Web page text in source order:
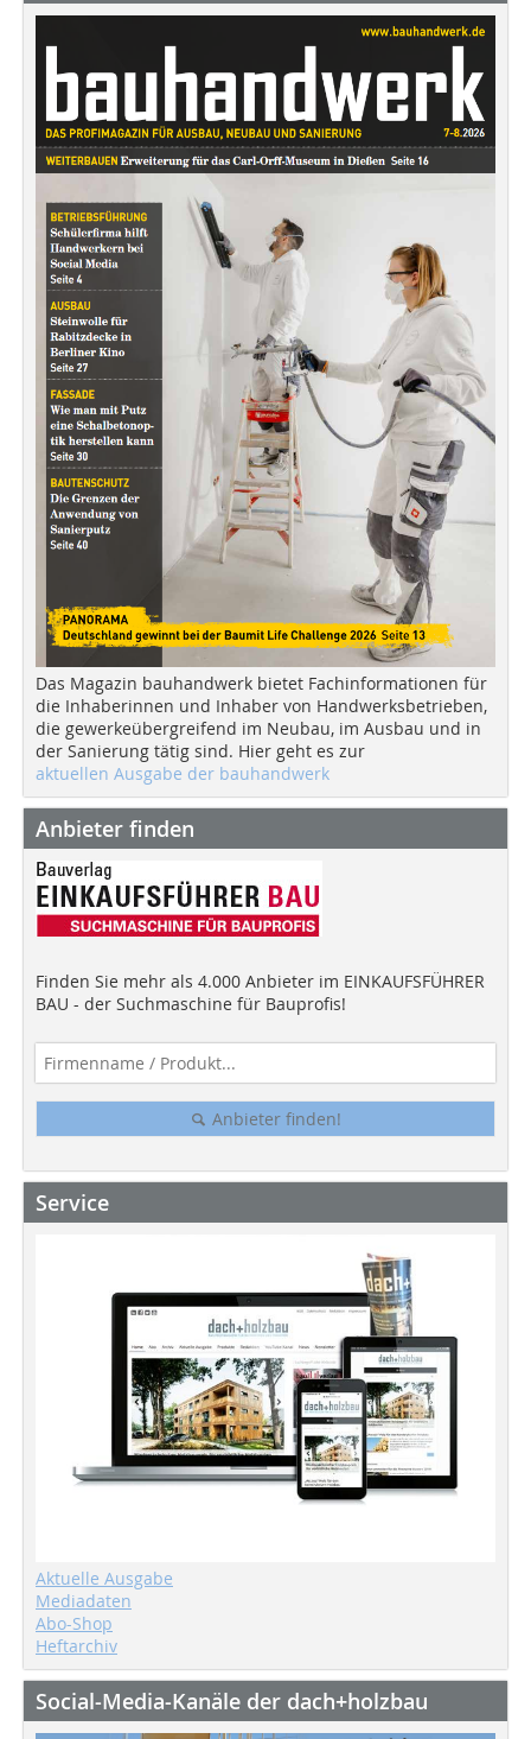
Das Magazin bauhandwerk bietet Fachinformationen für
die Inhaberinnen und Inhaber von Handwerksbetrieben,
die gewerkeübergreifend im Neubau, im Ausbau und in
der Sanierung tätig sind. Hier geht es zur
aktuellen Ausgabe der bauhandwerk
Anbieter finden
Finden Sie mehr als 4.000 Anbieter im EINKAUFSFÜHRER
BAU - der Suchmaschine für Bauprofis!
Anbieter finden!
Service
Aktuelle Ausgabe
Mediadaten
Abo-Shop
Heftarchiv
Social-Media-Kanäle der dach+holzbau